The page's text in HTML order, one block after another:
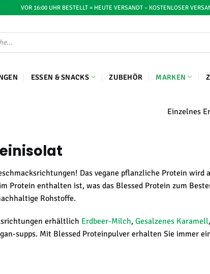
VOR 16:00 UHR BESTELLT = HEUTE VERSANDT – KOSTENLOSER
ESSEN & SNACKS ZUBEHÖR MARKEN
Einzelnes
Das vegane pflanzliche Protein
Protein enthalten ist, was das Blessed Protein zum
Rohstoffe.
erhältlich Erdbeer-Milch, Gesalzenes Karamell,
supps. Mit Blessed Proteinpulver erhalten Sie immer